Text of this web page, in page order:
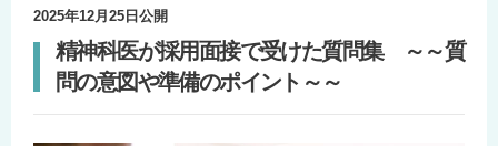
2025年12月25日 公開
精神科医が採用面接で受けた質問集 ～～質
問の意図や準備のポイント～～